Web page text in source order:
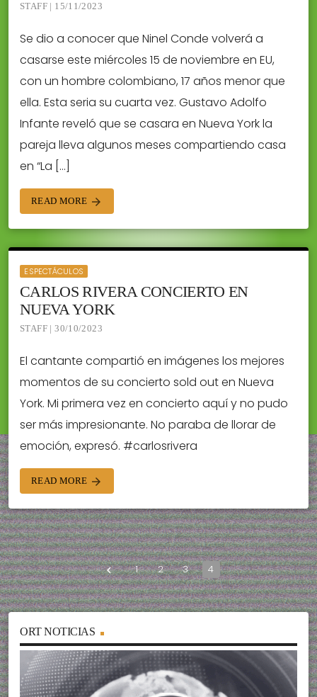
STAFF | 15/11/2023
Se dio a conocer que Ninel Conde volverá a
casarse este miércoles 15 de noviembre en EU,
con un hombre colombiano, 17 años menor que
ella. Esta seria su cuarta vez. Gustavo Adolfo
Infante reveló que se casara en Nueva York la
pareja lleva algunos meses compartiendo casa
en “La […]
READ MORE arrow_forward
ESPECTÁCULOS
CARLOS RIVERA CONCIERTO EN
NUEVA YORK
STAFF | 30/10/2023
El cantante compartió en imágenes los mejores
momentos de su concierto sold out en Nueva
York. Mi primera vez en concierto aquí y no pudo
ser más impresionante. No paraba de llorar de
emoción, expresó. #carlosrivera
READ MORE arrow_forward
navigate_before 1 2 3 4
ORT NOTICIAS